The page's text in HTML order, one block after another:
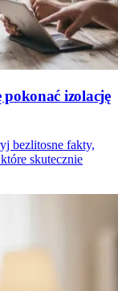
pokonać izolację
bezlitosne fakty,
skutecznie